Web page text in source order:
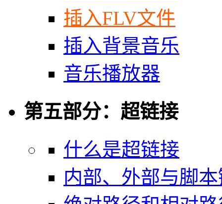
插入FLV文件
插入背景音乐
音乐播放器
第五部分：超链接
什么是超链接
内部、外部与脚